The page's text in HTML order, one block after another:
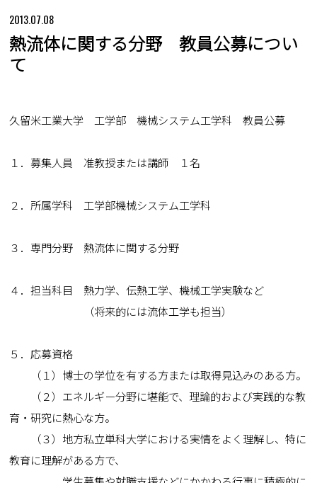
2013.07.08
熱流体に関する分野 教員公募につい
て
久留米工業大学 工学部 機械システム工学科 教員公募
１．募集人員 准教授または講師 １名
２．所属学科 工学部機械システム工学科
３．専門分野 熱流体に関する分野
４．担当科目 熱力学、伝熱工学、機械工学実験など
（将来的には流体工学も担当）
５．応募資格
（１）博士の学位を有する方または取得見込みのある方。
（２）エネルギー分野に堪能で、理論的および実践的な教
育・研究に熱心な方。
（３）地方私立単科大学における実情をよく理解し、特に
教育に理解がある方で、